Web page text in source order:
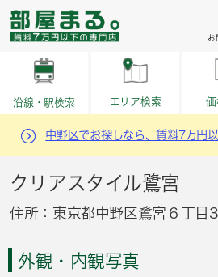
お
沿線・駅検索 エリア検索 価
中野区でお探しなら、賃料7万円
クリアスタイル鷺宮
住所：東京都中野区鷺宮６丁目
外観・内観写真